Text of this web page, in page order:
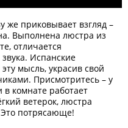
же приковывает взгляд –
Выполнена люстра из
отличается
Испанские
мысль, украсив свой
Присмотритесь – у
в комнате работает
ветерок, люстра
потрясающе!